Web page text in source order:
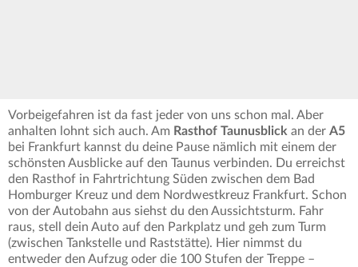
Vorbeigefahren ist da fast jeder von uns schon mal. Aber
anhalten lohnt sich auch. Am Rasthof Taunusblick an der A5
bei Frankfurt kannst du deine Pause nämlich mit einem der
schönsten Ausblicke auf den Taunus verbinden. Du erreichst
den Rasthof in Fahrtrichtung Süden zwischen dem Bad
Homburger Kreuz und dem Nordwestkreuz Frankfurt. Schon
von der Autobahn aus siehst du den Aussichtsturm. Fahr
raus, stell dein Auto auf den Parkplatz und geh zum Turm
(zwischen Tankstelle und Raststätte). Hier nimmst du
entweder den Aufzug oder die 100 Stufen der Treppe –